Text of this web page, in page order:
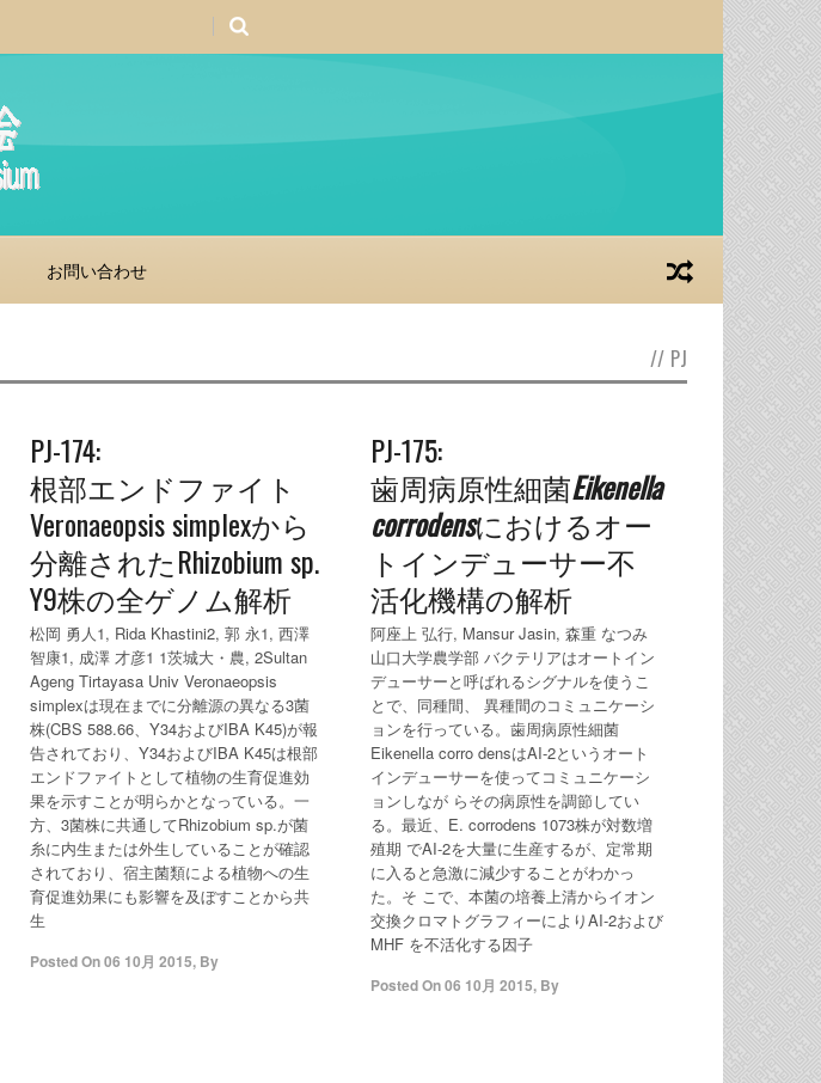
お問い合わせ
// PJ
PJ-174:
根部エンドファイト
Veronaeopsis simplexから
分離されたRhizobium sp.
Y9株の全ゲノム解析
松岡 勇人1, Rida Khastini2, 郭 永1, 西澤
智康1, 成澤 才彦1 1茨城大・農, 2Sultan
Ageng Tirtayasa Univ Veronaeopsis
simplexは現在までに分離源の異なる3菌
株(CBS 588.66、Y34およびIBA K45)が報
告されており、Y34およびIBA K45は根部
エンドファイトとして植物の生育促進効
果を示すことが明らかとなっている。一
方、3菌株に共通してRhizobium sp.が菌
糸に内生または外生していることが確認
されており、宿主菌類による植物への生
育促進効果にも影響を及ぼすことから共
生
Posted On06 10月 2015, By
PJ-175:
歯周病原性細菌Eikenella
corrodensにおけるオー
トインデューサー不
活化機構の解析
阿座上 弘行, Mansur Jasin, 森重 なつみ
山口大学農学部 バクテリアはオートイン
デューサーと呼ばれるシグナルを使うこ
とで、同種間、 異種間のコミュニケーシ
ョンを行っている。歯周病原性細菌
Eikenella corro densはAI-2というオート
インデューサーを使ってコミュニケーシ
ョンしなが らその病原性を調節してい
る。最近、E. corrodens 1073株が対数増
殖期 でAI-2を大量に生産するが、定常期
に入ると急激に減少することがわかっ
た。そ こで、本菌の培養上清からイオン
交換クロマトグラフィーによりAI-2および
MHF を不活化する因子
Posted On06 10月 2015, By